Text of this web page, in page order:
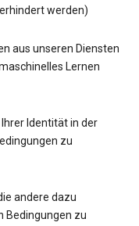
werden)
aus unseren Diensten
Lernen
Identität in der
zu
andere dazu
Bedingungen zu